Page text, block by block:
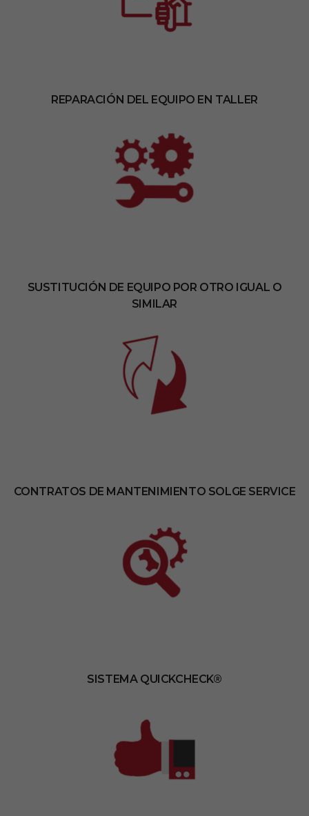
REPARACIÓN DEL EQUIPO EN TALLER
SUSTITUCIÓN DE EQUIPO POR OTRO IGUAL O
SIMILAR
CONTRATOS DE MANTENIMIENTO SOLGE SERVICE
SISTEMA QUICKCHECK®